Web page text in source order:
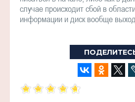
случае происходит сбой в
информации и диск вообще